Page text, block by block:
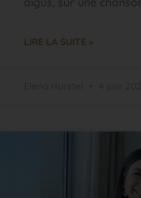
LIRE LA SUITE »